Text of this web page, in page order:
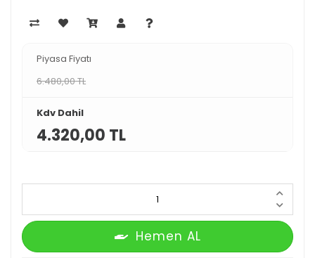
Piyasa Fiyatı
6.480,00 TL
Kdv Dahil
4.320,00 TL
Hemen AL